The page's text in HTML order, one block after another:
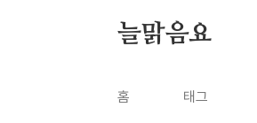
늘맑음요
홈 태그